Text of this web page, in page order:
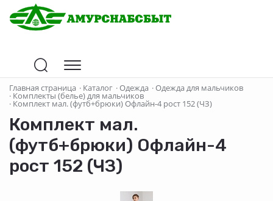
Главная страница · Каталог ·Одежда ·Одежда для мальчиков
· Комплекты (белье) для мальчиков
· Комплект мал. (футб+брюки) Офлайн-4 рост 152 (ЧЗ)
Комплект мал.
(футб+брюки) Офлайн-4
рост 152 (ЧЗ)